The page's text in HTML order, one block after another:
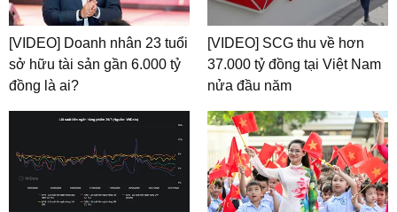
[VIDEO] Doanh nhân 23 tuổi
sở hữu tài sản gần 6.000 tỷ
đồng là ai?
[VIDEO] SCG thu về hơn
37.000 tỷ đồng tại Việt Nam
nửa đầu năm